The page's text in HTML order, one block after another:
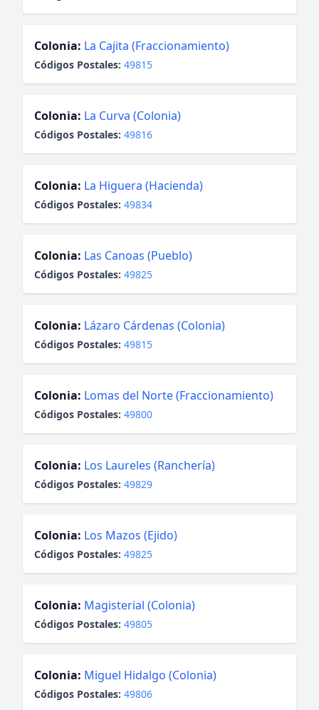
Colonia: La Cajita (Fraccionamiento)
Códigos Postales: 49815
Colonia: La Curva (Colonia)
Códigos Postales: 49816
Colonia: La Higuera (Hacienda)
Códigos Postales: 49834
Colonia: Las Canoas (Pueblo)
Códigos Postales: 49825
Colonia: Lázaro Cárdenas (Colonia)
Códigos Postales: 49815
Colonia: Lomas del Norte (Fraccionamiento)
Códigos Postales: 49800
Colonia: Los Laureles (Ranchería)
Códigos Postales: 49829
Colonia: Los Mazos (Ejido)
Códigos Postales: 49825
Colonia: Magisterial (Colonia)
Códigos Postales: 49805
Colonia: Miguel Hidalgo (Colonia)
Códigos Postales: 49806